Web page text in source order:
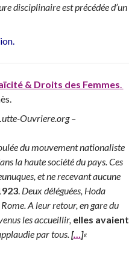
disciplinaire est précédée d’un
& Droits des Femmes.
Ouvriere.org –
du mouvement nationaliste
la haute société du pays. Ces
et ne recevant aucune
. Deux déléguées, Hoda
A leur retour, en gare du
les accueillir, elles avaient
par tous.[…]«